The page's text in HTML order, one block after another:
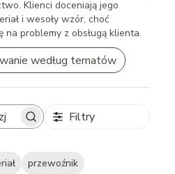
Klienci doceniają jego
i wesoły wzór, choć
problemy z obsługą klienta.
według tematów
Filtry
przewoźnik